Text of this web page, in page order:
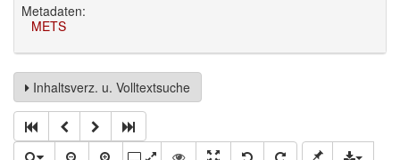
Metadaten:
METS
Inhaltsverz. u. Volltextsuche